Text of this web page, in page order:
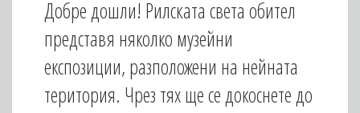
Добре дошли! Рилската света обител
представя няколко музейни
експозиции, разположени на нейната
територия. Чрез тях ще се докоснете до